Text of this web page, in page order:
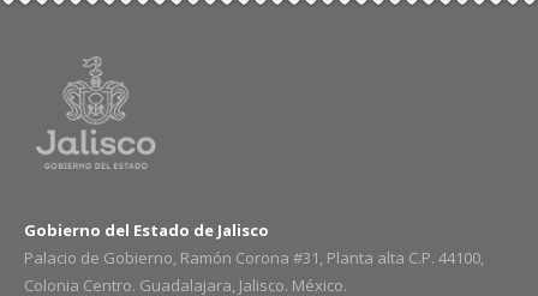
Gobierno del Estado de Jalisco
Palacio de Gobierno, Ramón Corona #31, Planta alta C.P. 44100,
Colonia Centro. Guadalajara, Jalisco. México.